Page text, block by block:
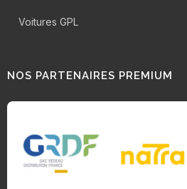
Voitures GPL
NOS PARTENAIRES PREMIUM